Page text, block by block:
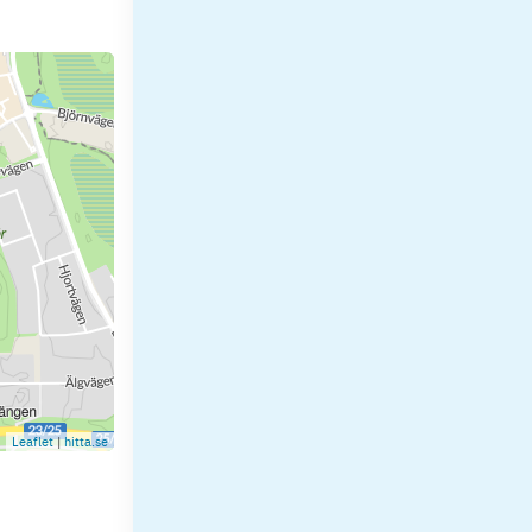
Leaflet | hitta.se